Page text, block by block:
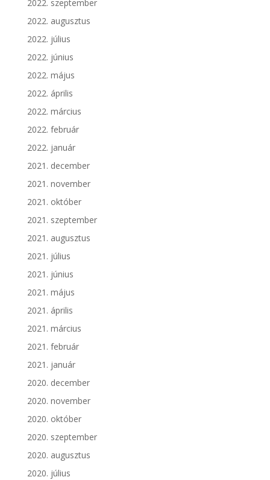
2022. szeptember
2022. augusztus
2022. július
2022. június
2022. május
2022. április
2022. március
2022. február
2022. január
2021. december
2021. november
2021. október
2021. szeptember
2021. augusztus
2021. július
2021. június
2021. május
2021. április
2021. március
2021. február
2021. január
2020. december
2020. november
2020. október
2020. szeptember
2020. augusztus
2020. július